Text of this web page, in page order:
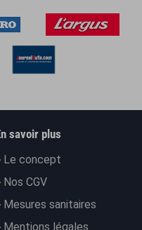
savoir plus
Le concept
Nos CGV
Mesures sanitaires
Mentions légales